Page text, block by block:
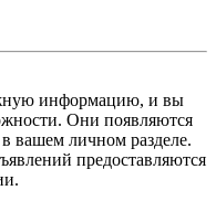
информацию, и вы
Они появляются
вашем личном разделе.
предоставляются